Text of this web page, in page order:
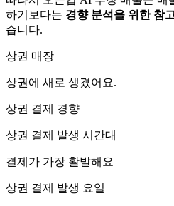
하기보다는 경향 분석을 위한 참
습니다.
상권 매장
상권에 새로 생겼어요.
상권 결제 경향
상권 결제 발생 시간대
결제가 가장 활발해요
상권 결제 발생 요일